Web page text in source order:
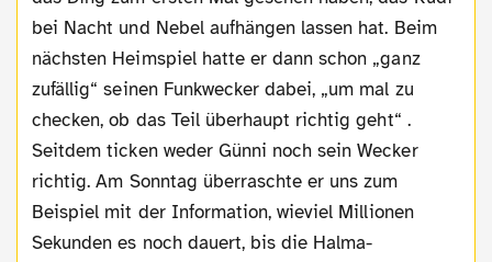
bei Nacht und Nebel aufhängen lassen hat. Beim
nächsten Heimspiel hatte er dann schon „ganz
zufällig“ seinen Funkwecker dabei, „um mal zu
checken, ob das Teil überhaupt richtig geht“ .
Seitdem ticken weder Günni noch sein Wecker
richtig. Am Sonntag überraschte er uns zum
Beispiel mit der Information, wieviel Millionen
Sekunden es noch dauert, bis die Halma-